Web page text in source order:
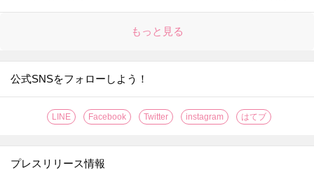
もっと見る
公式SNSをフォローしよう！
LINE Facebook Twitter instagram はてブ
プレスリリース情報